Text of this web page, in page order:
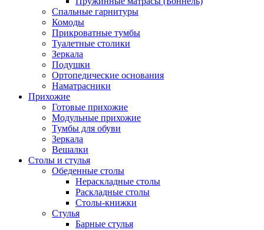
Спальные гарнитуры
Комоды
Прикроватные тумбы
Туалетные столики
Зеркала
Подушки
Ортопедические основания
Наматрасники
Прихожие
Готовые прихожие
Модульные прихожие
Тумбы для обуви
Зеркала
Вешалки
Столы и стулья
Обеденные столы
Нераскладные столы
Раскладные столы
Столы-книжки
Стулья
Барные стулья